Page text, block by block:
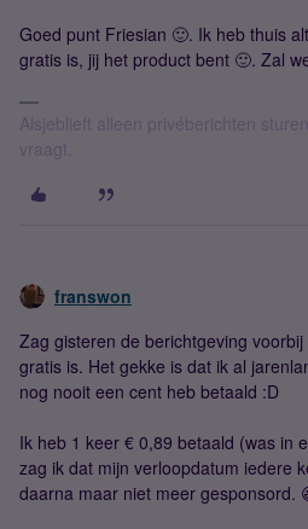
Goed punt Friesian 🙂. Ik heb thuis
gratis is, jij het product bent 🙂. Zal
Alsjeblieft alleen privéberichten
vraagt.
franswon
Zag gisteren de berichtgeving
gratis is. Het gekke is dat ik al
nog nooit een cent heb betaald :D
Ik heb 1 keer € 0,89 betaald (was in
zag ik dat mijn verloopdatum iedere
daarna maar niet meer gesponsord.